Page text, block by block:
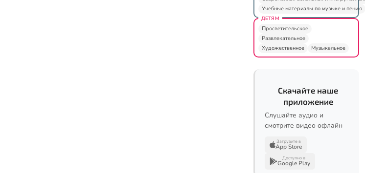
Учебные материалы по музыке и пению
ДЕТЯМ
Просветительское
Развлекательное
Художественное
Музыкальное
Скачайте наше
приложение
Слушайте аудио и
смотрите видео офлайн
Загрузите в
App Store
Доступно в
Google Play